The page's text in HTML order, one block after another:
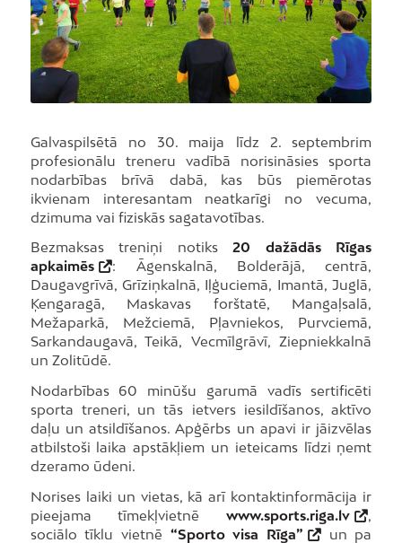
Galvaspilsētā no 30. maija līdz 2. septembrim
profesionālu treneru vadībā norisināsies sporta
nodarbības brīvā dabā, kas būs piemērotas
ikvienam interesantam neatkarīgi no vecuma,
dzimuma vai fiziskās sagatavotības.
Bezmaksas treniņi notiks20 dažādās Rīgas
apkaimēs
: Āgenskalnā, Bolderājā, centrā,
Daugavgrīvā, Grīziņkalnā, Iļģuciemā, Imantā, Juglā,
Ķengaragā, Maskavas forštatē, Mangaļsalā,
Mežaparkā, Mežciemā, Pļavniekos, Purvciemā,
Sarkandaugavā, Teikā, Vecmīlgrāvī, Ziepniekkalnā
un Zolitūdē.
Nodarbības 60 minūšu garumā vadīs sertificēti
sporta treneri, un tās ietvers iesildīšanos, aktīvo
daļu un atsildīšanos. Apģērbs un apavi ir jāizvēlas
atbilstoši laika apstākļiem un ieteicams līdzi ņemt
dzeramo ūdeni.
Norises laiki un vietas, kā arī kontaktinformācija ir
pieejama tīmekļvietnēwww.sports.riga.lv
,
sociālo tīklu vietnē “Sporto visa Rīga”
un pa